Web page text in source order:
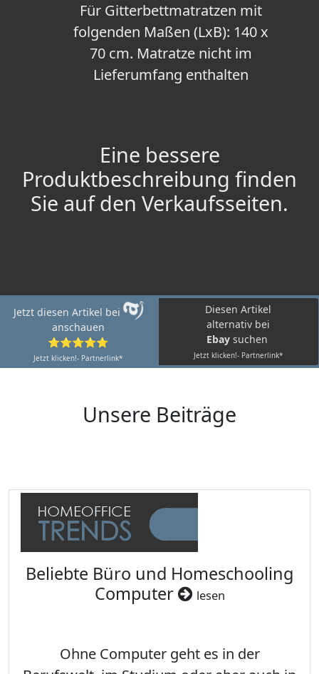
Für Gitterbettmatratzen mit
folgenden Maßen (LxB): 140 x
70 cm. Matratze nicht im
Lieferumfang enthalten
Eine bessere
Produktbeschreibung finden
Sie auf den Verkaufsseiten.
Jetzt diesen Artikel bei
anschauen
⭐⭐⭐⭐⭐
Jetzt klicken!- Partnerlink*
Diesen Artikel
alternativ bei
Ebay suchen
Jetzt klicken!- Partnerlink*
Unsere Beiträge
Beliebte Büro und Homeschooling
Computer
lesen
Ohne Computer geht es in der